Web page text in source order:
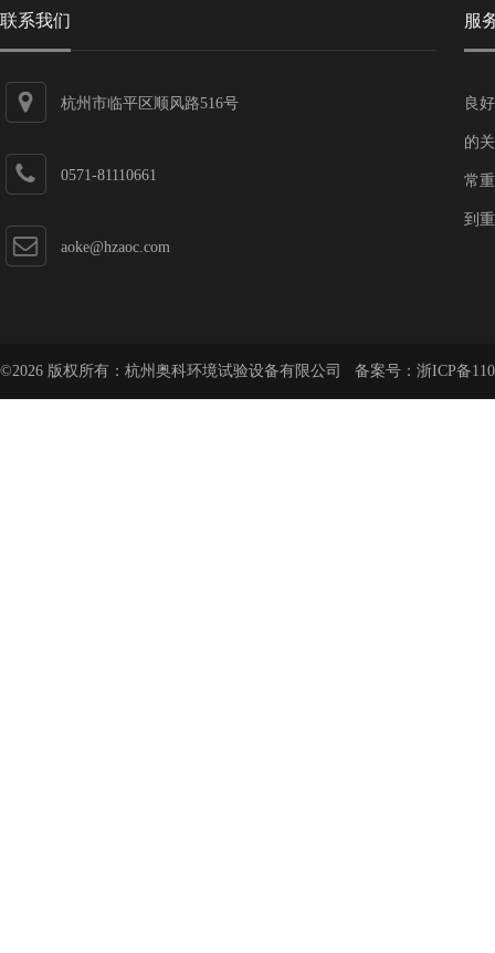
联系我们
杭州市临平区顺风路516号
0571-81110661
aoke@hzaoc.com
服
良
的
常
到
©2026 版权所有：杭州奥科环境试验设备有限公司 备案号： 浙ICP备